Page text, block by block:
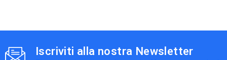
Iscriviti alla nostra Newsletter